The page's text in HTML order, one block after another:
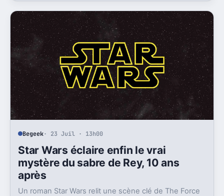
Begeek· 23 Juil · 13h00
Star Wars éclaire enfin le vrai
mystère du sabre de Rey, 10 ans
après
Un roman Star Wars relit une scène clé de The Force